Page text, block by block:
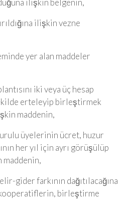
ilişkin belgenin,
ilişkin vezne
yer alan maddeler
iki veya üç hesap
erteleyip birleştirmek
maddenin,
üyelerinin ücret, huzur
her yıl için ayrı görüşülüp
gider farkının dağıtılacağına
birleştirme